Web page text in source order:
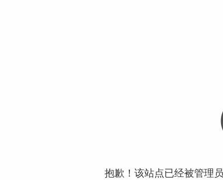
抱歉！该站点已经被管理